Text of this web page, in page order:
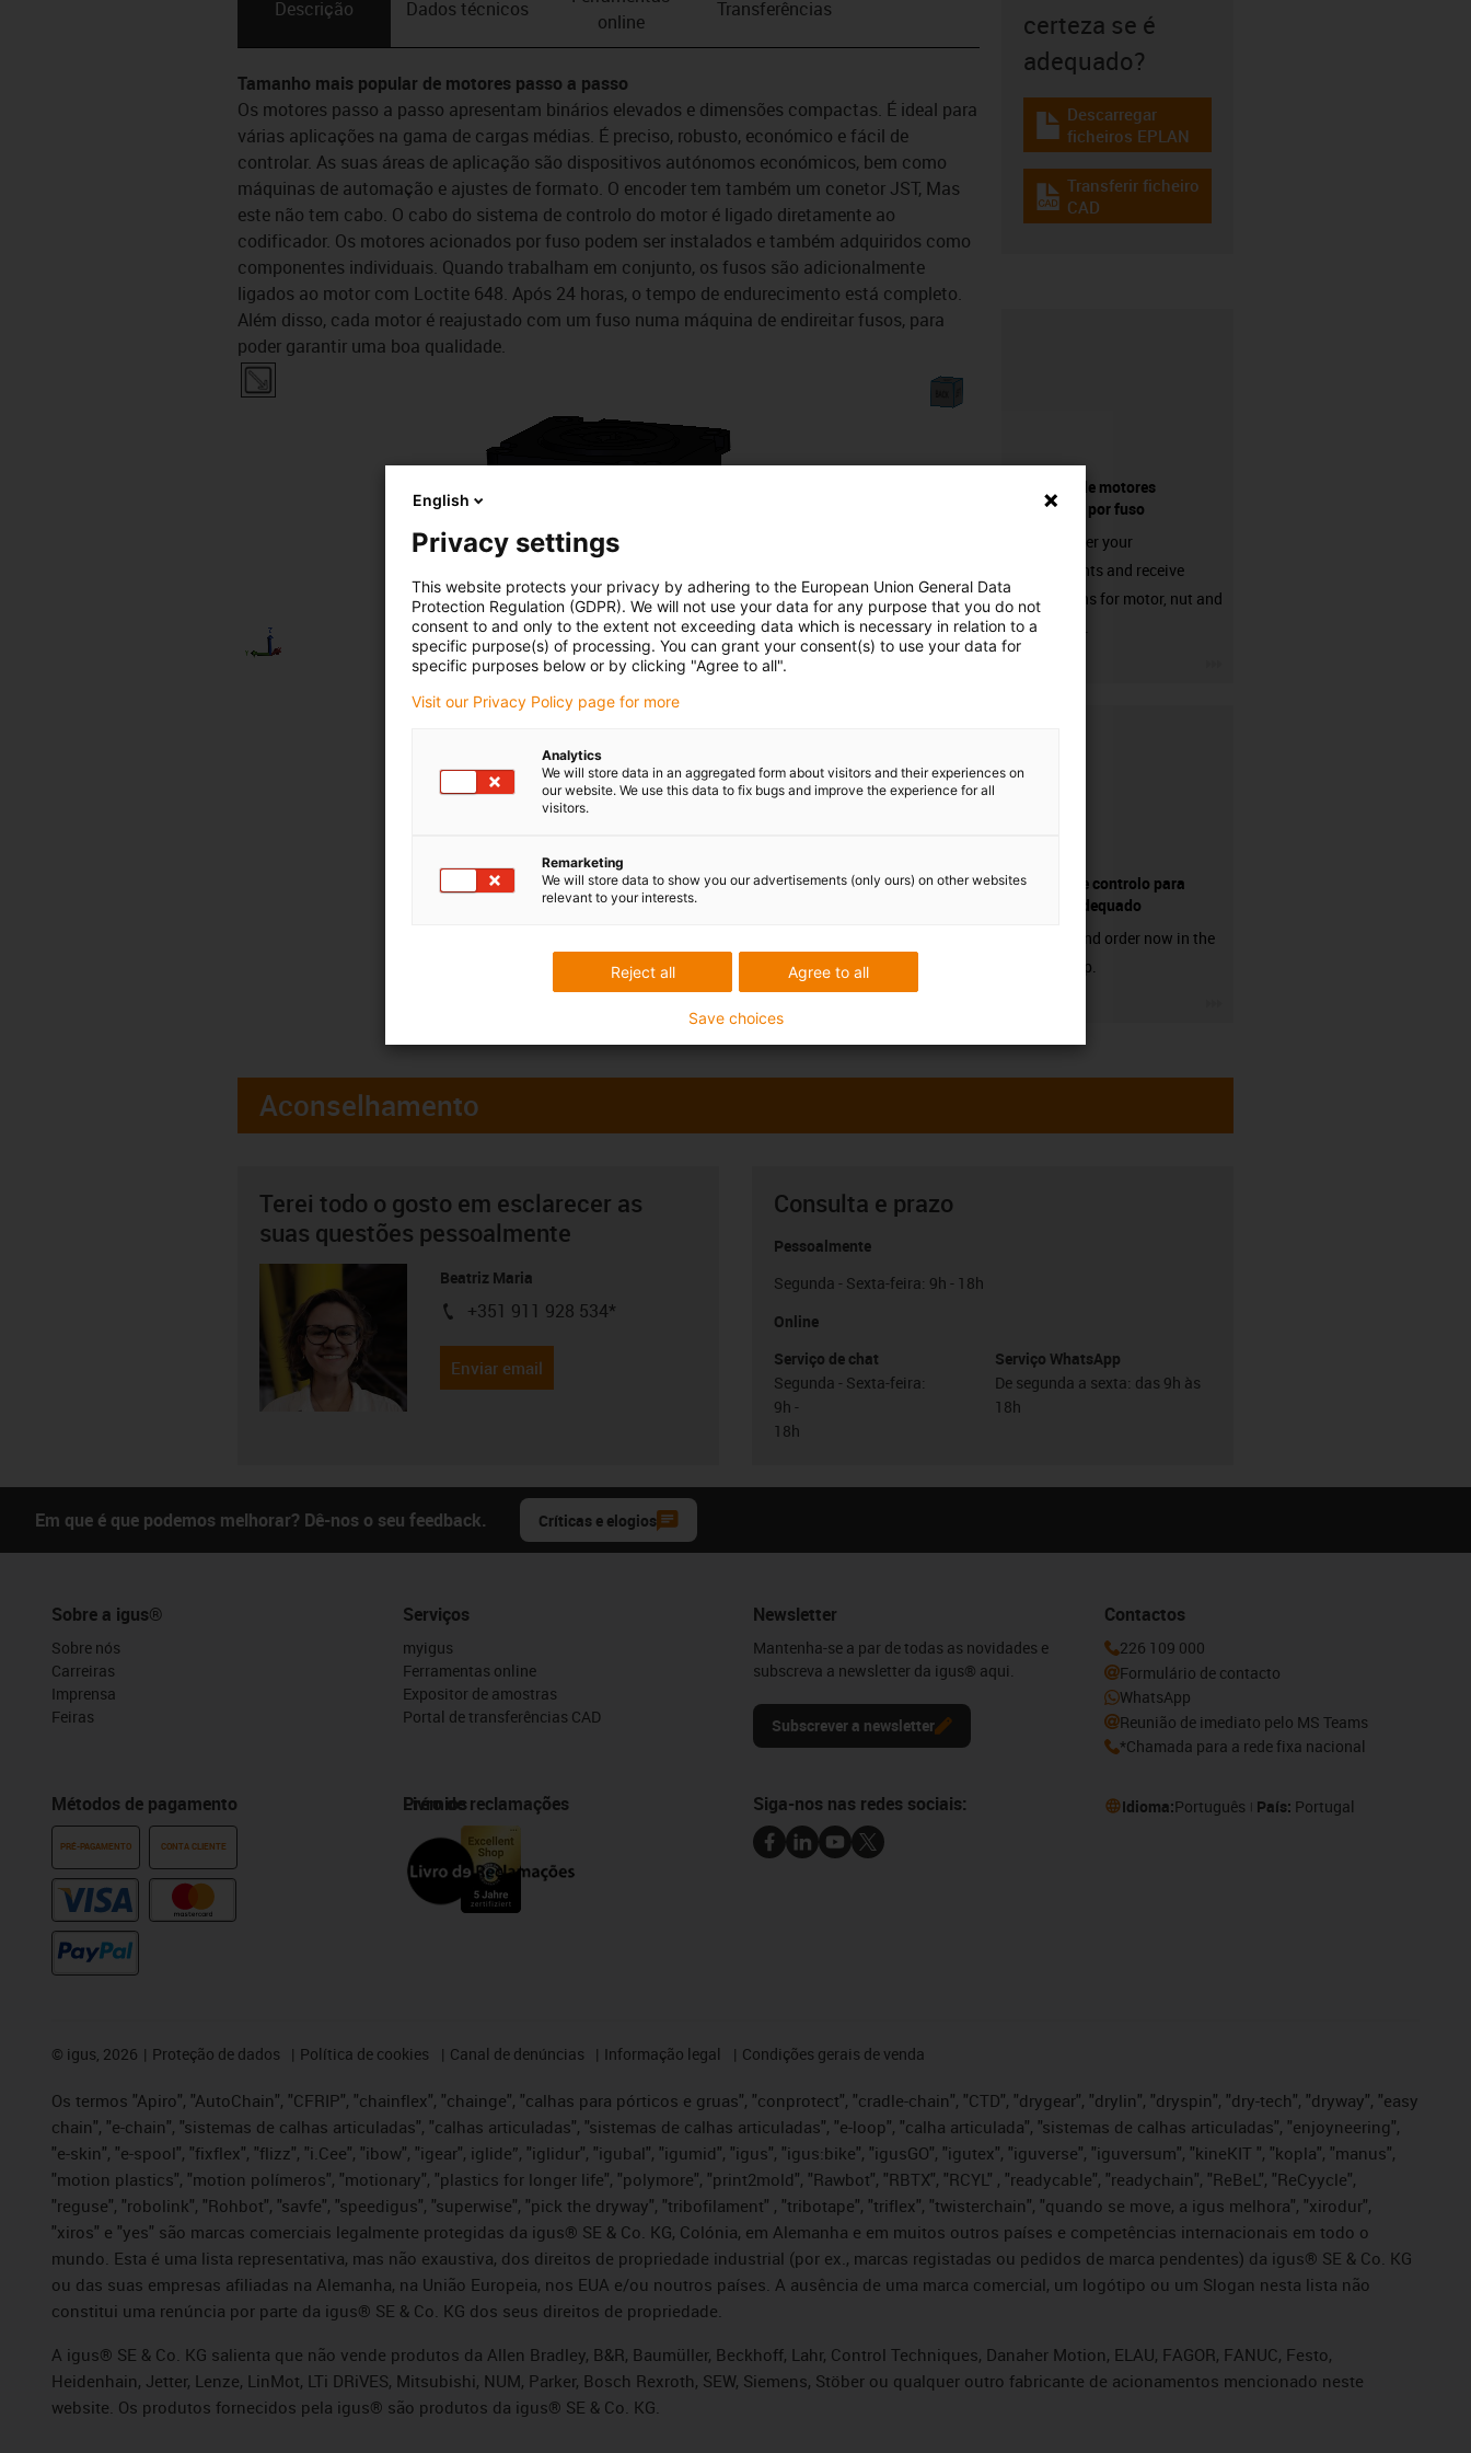
Descrição Dados técnicos
online
Transferências
Tamanho mais popular de motores passo a passo
Os motores passo a passo apresentam binários elevados e dimensões compactas. É ideal para
várias aplicações na gama de cargas médias. É preciso, robusto, económico e fácil de
controlar. As suas áreas de aplicação são dispositivos autónomos económicos, bem como
máquinas de automação e ajustes de formato. O encoder tem também um conetor JST, Mas
este não tem cabo. O cabo do sistema de controlo do motor é ligado diretamente ao
codificador. Os motores acionados por fuso podem ser instalados e também adquiridos como
componentes individuais. Quando trabalham em conjunto, os fusos são adicionalmente
ligados ao motor com Loctite 648. Após 24 horas, o tempo de endurecimento está completo.
Além disso, cada motor é reajustado com um fuso numa máquina de endireitar fusos, para
poder garantir uma boa qualidade.
certeza se é
adequado?
igus-icon-download-plan
Descarregar
ficheiros EPLAN
igus-icon-cad-dateien
Transferir ficheiro
CAD
Pesquisa de motores
acionados por fuso
Simply enter your
requirements and receive
suggestions for motor, nut and
lead screw.
Sistema de controlo para
motores adequado
Discover and order now in the
online shop.
Aconselhamento
Terei todo o gosto em esclarecer as
suas questões pessoalmente
Beatriz Maria
igus-icon-phone
+351 911 928 534*
Enviar email
Consulta e prazo
Pessoalmente
Segunda - Sexta-feira: 9h - 18h
Online
Serviço de chat
Segunda - Sexta-feira:
9h -
18h
Serviço WhatsApp
De segunda a sexta: das 9h às
18h
Em que é que podemos melhorar? Dê-nos o seu feedback. Críticas e elogios
Sobre a igus®
Sobre nós
Carreiras
Imprensa
Feiras
Métodos de pagamento
PRÉ-PAGAMENTO CONTA CLIENTE
Serviços
myigus
Ferramentas online
Expositor de amostras
Portal de transferências CAD
Prémios
Livro de reclamações
Newsletter
Mantenha-se a par de todas as novidades e
subscreva a newsletter da igus® aqui.
Subscrever a newsletter
Contactos
226 109 000
Formulário de contacto
WhatsApp
Reunião de imediato pelo MS Teams
*Chamada para a rede fixa nacional
Siga-nos nas redes sociais: Idioma:Português País: Portugal
© igus, 2026 Proteção de dados Política de cookies Canal de denúncias Informação legal Condições gerais de venda
Os termos "Apiro", "AutoChain", "CFRIP", "chainflex", "chainge", "calhas para pórticos e gruas", "conprotect", "cradle-chain", "CTD", "drygear", "drylin", "dryspin", "dry-tech", "dryway", "easy
chain", "e-chain", "sistemas de calhas articuladas", "calhas articuladas", "sistemas de calhas articuladas", "e-loop", "calha articulada", "sistemas de calhas articuladas", "enjoyneering",
"e-skin", "e-spool", "fixflex", "flizz", "i.Cee", "ibow", "igear", iglide”, "iglidur", "igubal", "igumid", "igus", "igus:bike", "igusGO", "igutex", "iguverse", "iguversum", "kineKIT ", "kopla", "manus",
"motion plastics", "motion polímeros", "motionary", "plastics for longer life", "polymore", "print2mold", "Rawbot", "RBTX", "RCYL" , "readycable", "readychain", "ReBeL", "ReCyycle",
"reguse", "robolink", "Rohbot", "savfe", "speedigus", "superwise", "pick the dryway", "tribofilament" , "tribotape", "triflex", "twisterchain", "quando se move, a igus melhora", "xirodur",
"xiros" e "yes" são marcas comerciais legalmente protegidas da igus® SE & Co. KG, Colónia, em Alemanha e em muitos outros países e competências internacionais em todo o
mundo. Esta é uma lista representativa, mas não exaustiva, dos direitos de propriedade industrial (por ex., marcas registadas ou pedidos de marca pendentes) da igus® SE & Co. KG
ou das suas empresas afiliadas na Alemanha, na União Europeia, nos EUA e/ou noutros países. A ausência de uma marca comercial, um logótipo ou um Slogan nesta lista não
constitui uma renúncia por parte da igus® SE & Co. KG dos seus direitos de propriedade.
A igus® SE & Co. KG salienta que não vende produtos da Allen Bradley, B&R, Baumüller, Beckhoff, Lahr, Control Techniques, Danaher Motion, ELAU, FAGOR, FANUC, Festo,
Heidenhain, Jetter, Lenze, LinMot, LTi DRiVES, Mitsubishi, NUM, Parker, Bosch Rexroth, SEW, Siemens, Stöber ou qualquer outro fabricante de acionamentos mencionado neste
website. Os produtos fornecidos pela igus® são produtos da igus® SE & Co. KG.
English
Privacy settings
This website protects your privacy by adhering to the European Union General Data
Protection Regulation (GDPR). We will not use your data for any purpose that you do not
consent to and only to the extent not exceeding data which is necessary in relation to a
specific purpose(s) of processing. You can grant your consent(s) to use your data for
specific purposes below or by clicking "Agree to all".
Visit our Privacy Policy page for more
Analytics
We will store data in an aggregated form about visitors and their experiences on
our website. We use this data to fix bugs and improve the experience for all
visitors.
Remarketing
We will store data to show you our advertisements (only ours) on other websites
relevant to your interests.
Agree to all
Reject all
Save choices